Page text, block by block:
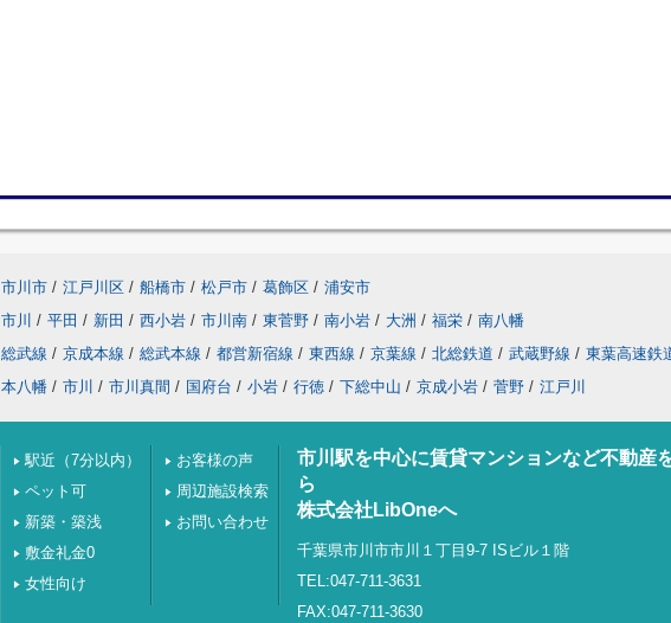
市川市 / 江戸川区 / 船橋市 / 松戸市 / 葛飾区 / 浦安市
市川 / 平田 / 新田 / 西小岩 / 市川南 / 東菅野 / 南小岩 / 大洲 / 福栄 / 南八幡
総武線 / 京成本線 / 総武本線 / 都営新宿線 / 東西線 / 京葉線 / 北総鉄道 / 武蔵野線 / 東葉高速鉄
本八幡 / 市川 / 市川真間 / 国府台 / 小岩 / 行徳 / 下総中山 / 京成小岩 / 菅野 / 江戸川
駅近（7分以内）
ペット可
新築・築浅
敷金礼金0
女性向け
お客様の声
周辺施設検索
お問い合わせ
市川駅を中心に賃貸マンションなど不動産
ら
株式会社LibOneへ
千葉県市川市市川１丁目9-7 ISビル１階
TEL:047-711-3631
FAX:047-711-3630